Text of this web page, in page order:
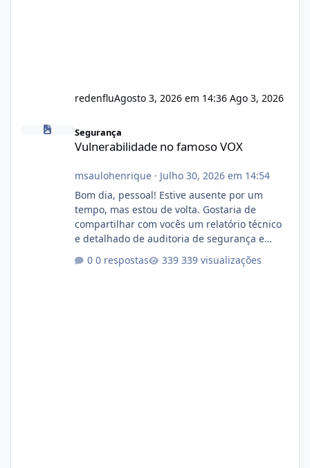
redenfluAgosto 3, 2026 em 14:36 Ago 3, 2026
Segurança
Vulnerabilidade no famoso VOX
msaulohenrique· Julho 30, 2026 em 14:54
Bom dia, pessoal! Estive ausente por um
tempo, mas estou de volta. Gostaria de
compartilhar com vocês um relatório técnico
e detalhado de auditoria de segurança e
atualmente em circulação e comercialização
0 respostas 339 visualizações